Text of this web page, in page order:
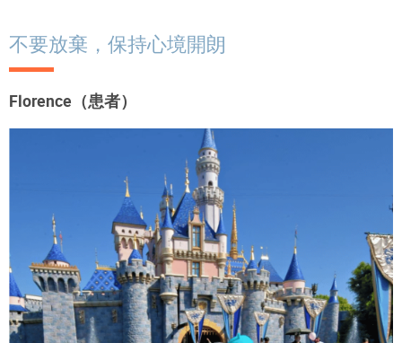
不要放棄，保持心境開朗
Florence（患者）